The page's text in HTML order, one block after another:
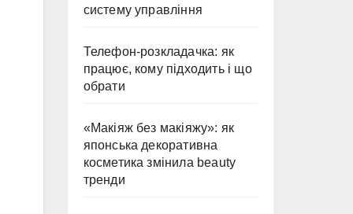
систему управління
Телефон-розкладачка: як
працює, кому підходить і що
обрати
«Макіяж без макіяжу»: як
японська декоративна
косметика змінила beauty
тренди